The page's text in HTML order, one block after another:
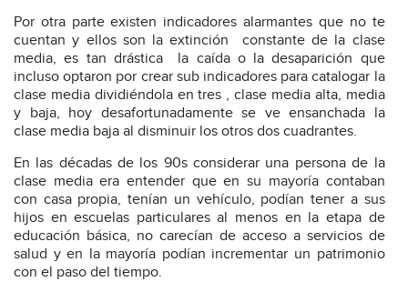
Por otra parte existen indicadores alarmantes que no te
cuentan y ellos son la extinción
constante de la clase
media, es tan drástica
la caída o la desaparición que
incluso optaron por crear sub indicadores para catalogar la
clase media dividiéndola en tres , clase media alta, media
y baja, hoy desafortunadamente se ve ensanchada la
clase media baja al disminuir los otros dos cuadrantes.
En las décadas de los 90s considerar una persona de la
clase media era entender que en su mayoría contaban
con casa propia, tenían un vehículo, podían tener a sus
hijos en escuelas particulares al menos en la etapa de
educación básica, no carecían de acceso a servicios de
salud y en la mayoría podían incrementar un patrimonio
con el paso del tiempo.